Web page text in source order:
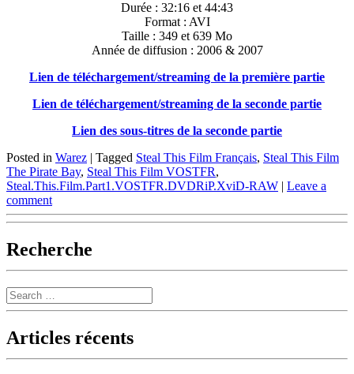
Durée : 32:16 et 44:43
Format : AVI
Taille : 349 et 639 Mo
Année de diffusion : 2006 & 2007
Lien de téléchargement/streaming de la première partie
Lien de téléchargement/streaming de la seconde partie
Lien des sous-titres de la seconde partie
Posted in Warez | Tagged Steal This Film Français, Steal This Film
The Pirate Bay, Steal This Film VOSTFR,
Steal.This.Film.Part1.VOSTFR.DVDRiP.XviD-RAW | Leave a
comment
Recherche
Search
Articles récents